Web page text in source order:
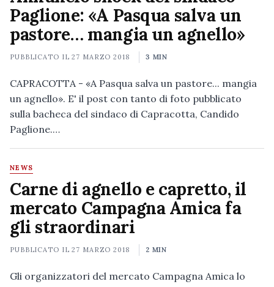
Paglione: «A Pasqua salva un
pastore… mangia un agnello»
PUBBLICATO IL27 MARZO 2018 3 MIN
CAPRACOTTA - «A Pasqua salva un pastore... mangia
un agnello». E' il post con tanto di foto pubblicato
sulla bacheca del sindaco di Capracotta, Candido
Paglione.…
NEWS
Carne di agnello e capretto, il
mercato Campagna Amica fa
gli straordinari
PUBBLICATO IL27 MARZO 2018 2 MIN
Gli organizzatori del mercato Campagna Amica lo